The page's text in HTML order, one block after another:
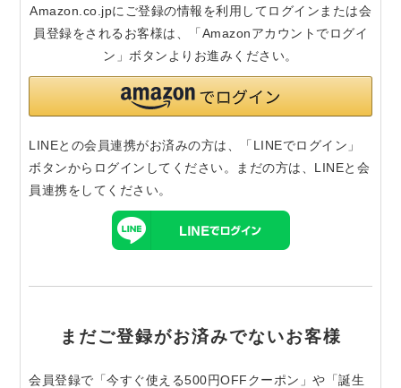
Amazon.co.jpにご登録の情報を利用してログインまたは会
員登録をされるお客様は、「Amazonアカウントでログイ
ン」ボタンよりお進みください。
LINEとの会員連携がお済みの方は、「LINEでログイン」
ボタンからログインしてください。まだの方は、 LINEと会
員連携をしてください。
まだご登録がお済みでないお客様
会員登録で「今すぐ使える500円OFFクーポン」や「誕生